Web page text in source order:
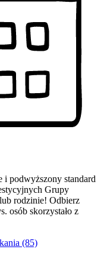
i podwyższony standard
Grupy
rodzinie! Odbierz
osób skorzystało z
(85)